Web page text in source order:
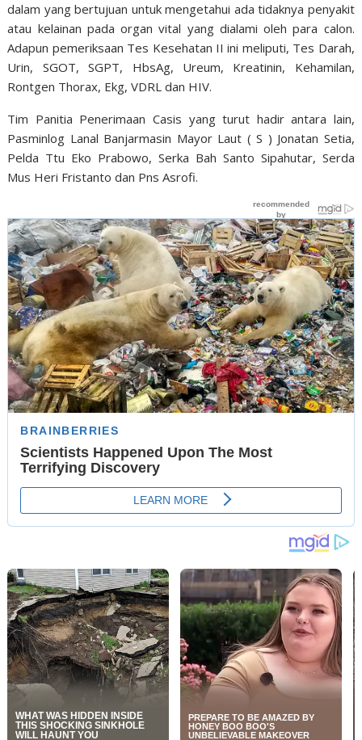
dalam yang bertujuan untuk mengetahui ada tidaknya penyakit
atau kelainan pada organ vital yang dialami oleh para calon.
Adapun pemeriksaan Tes Kesehatan II ini meliputi, Tes Darah,
Urin, SGOT, SGPT, HbsAg, Ureum, Kreatinin, Kehamilan,
Rontgen Thorax, Ekg, VDRL dan HIV.
Tim Panitia Penerimaan Casis yang turut hadir antara lain,
Pasminlog Lanal Banjarmasin Mayor Laut ( S ) Jonatan Setia,
Pelda Ttu Eko Prabowo, Serka Bah Santo Sipahutar, Serda
Mus Heri Fristanto dan Pns Asrofi.